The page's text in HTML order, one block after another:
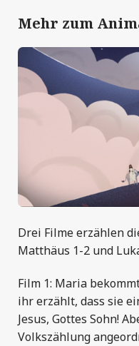
Mehr zum
Drei Filme erzählen
Matthäus 1-2 und
Film 1: Maria
ihr erzählt, dass sie
Jesus, Gottes Sohn!
Volkszählung